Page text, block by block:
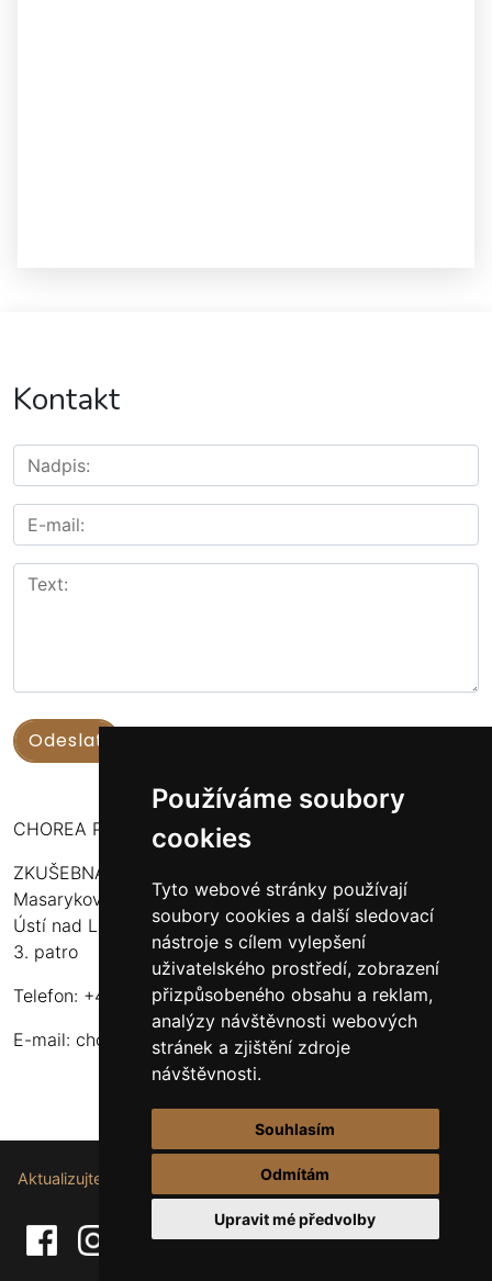
Používáme soubory
cookies
Tyto webové stránky používají
soubory cookies a další sledovací
nástroje s cílem vylepšení
uživatelského prostředí, zobrazení
přizpůsobeného obsahu a reklam,
analýzy návštěvnosti webových
stránek a zjištění zdroje
návštěvnosti.
Souhlasím
Odmítám
Upravit mé předvolby
Kontakt
CHOREA PUERI USTENSIS
ZKUŠEBNA:
Masarykova 316
Ústí nad Labem - Bukov Rondel
3. patro
Telefon: +420 608 916 320
E-mail: choreapueriustensis@centrum.cz
Aktualizujte nastavení souborů cookie.